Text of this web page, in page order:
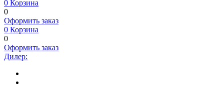
0 Корзина
0
Оформить заказ
0 Корзина
0
Оформить заказ
Дилер: